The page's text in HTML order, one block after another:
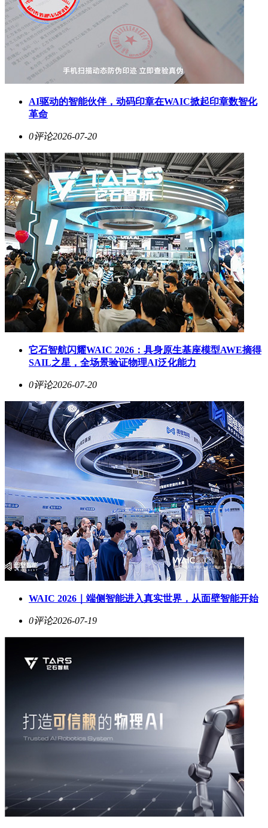
AI驱动的智能伙伴，动码印章在WAIC掀起印章数智化
革命
0评论2026-07-20
它石智航闪耀WAIC 2026：具身原生基座模型AWE摘得
SAIL之星，全场景验证物理AI泛化能力
0评论2026-07-20
WAIC 2026｜端侧智能进入真实世界，从面壁智能开始
0评论2026-07-19